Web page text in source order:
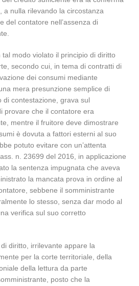
a nulla rilevando la circostanza
del contatore nell’assenza di
modo violato il principio di diritto
secondo cui, in tema di contratti di
dei consumi mediante
mera presunzione semplice di
di contestazione, grava sul
provare che il contatore era
mentre il fruitore deve dimostrare
è dovuta a fattori esterni al suo
potuto evitare con un’attenta
n. 23699 del 2016, in applicazione
la sentenza impugnata che aveva
la mancata prova in ordine al
sebbene il somministrante
lo stesso, senza dar modo al
verifica sul suo corretto
diritto, irrilevante appare la
per la corte territoriale, della
della lettura da parte
posto che la